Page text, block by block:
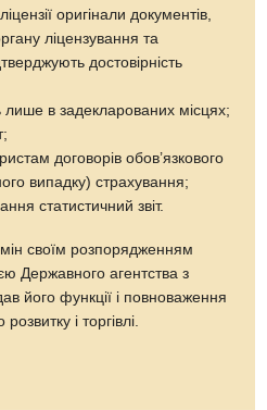
оригінали документів,
ліцензування та
достовірність
лише в задекларованих місцях;
договорів обов’язкового
випадку) страхування;
статистичний звіт.
своїм розпорядженням
Державного агентства з
його функції і повноваження
і торгівлі.